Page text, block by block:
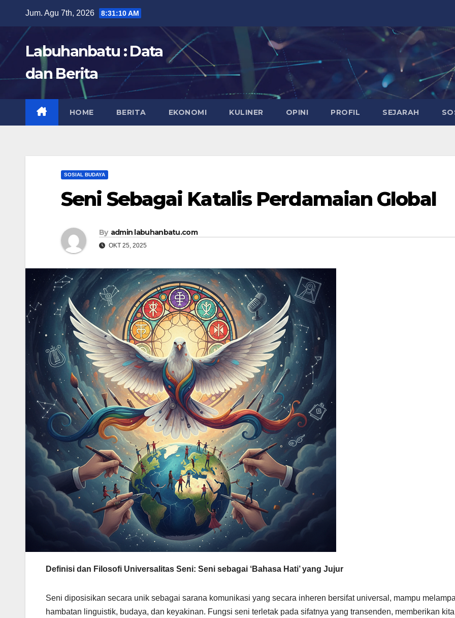
content
Jum. Agu 7th, 2026 8:31:11 AM
Labuhanbatu : Data
dan Berita
HOME BERITA EKONOMI KULINER OPINI PROFIL SEJARAH
SOSIAL BUDAYA
Seni Sebagai Katalis Perdamaian Global
By admin labuhanbatu.com
OKT 25, 2025
Definisi dan Filosofi Universalitas Seni: Seni sebagai ‘Bahasa Hati’ yang Jujur
Seni diposisikan secara unik sebagai sarana komunikasi yang secara inheren bersifat universal, mampu
hambatan linguistik, budaya, dan keyakinan. Fungsi seni terletak pada sifatnya yang transenden, memberikan kita